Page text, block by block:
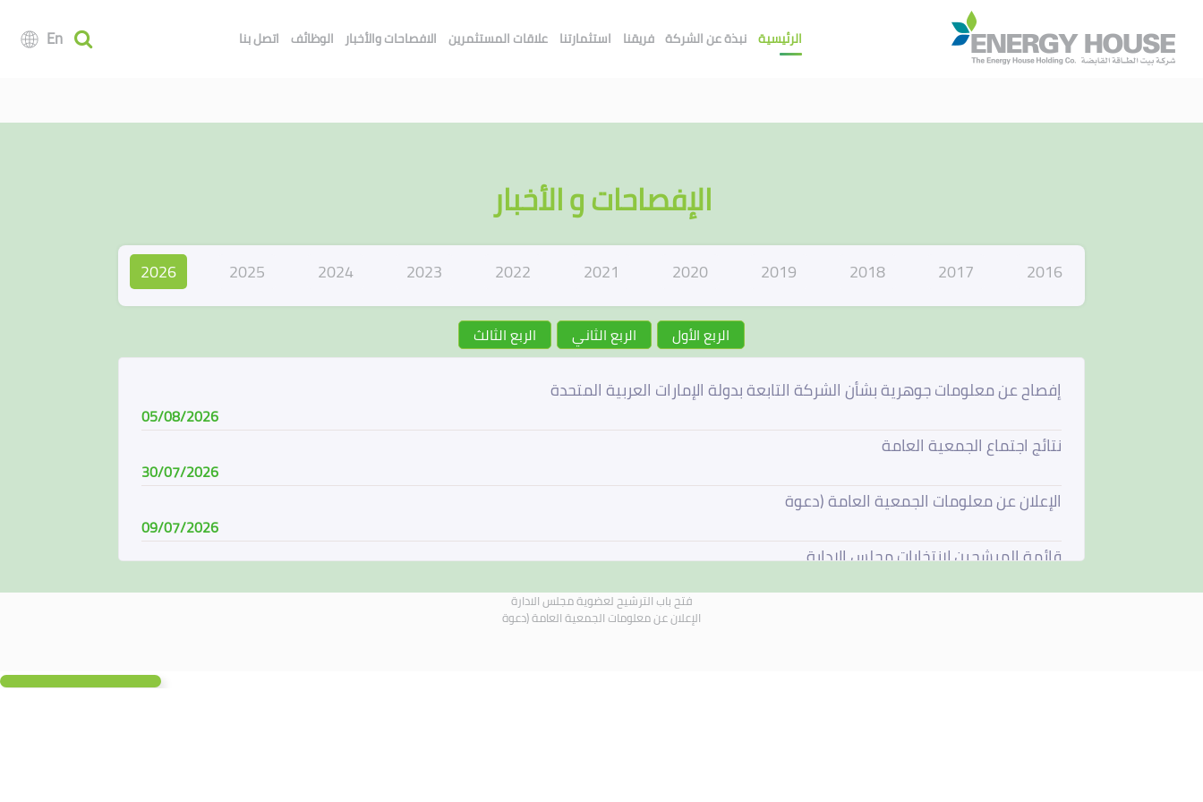
En الرئيسية نبذة عن الشركة فريقنا استثمارتنا علاقات المستثمرين الافصاحات والأخبار الوظائف اتصل بنا
الإفصاحات و الأخبار
2016
2017
2018
2019
2020
2021
2022
2023
2024
2025
2026
الربع الأول الربع الثاني الربع الثالث
إفصاح عن معلومات جوهرية بشأن الشركة التابعة بدولة الإمارات العربية المتحدة
05/08/2026
نتائج اجتماع الجمعية العامة
30/07/2026
الإعلان عن معلومات الجمعية العامة (دعوة
09/07/2026
قائمة المرشحين لإنتخابات مجلس الإدارة
04/06/2026
فتح باب الترشيح لعضوية مجلس الادارة
الإعلان عن معلومات الجمعية العامة (دعوة